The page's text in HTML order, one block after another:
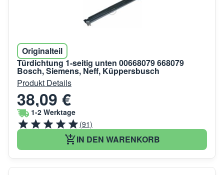
Originalteil
Türdichtung 1-seitig unten 00668079 668079
Bosch, Siemens, Neff, Küppersbusch
Produkt Details
38,09 €
1-2 Werktage
(91)
IN DEN WARENKORB